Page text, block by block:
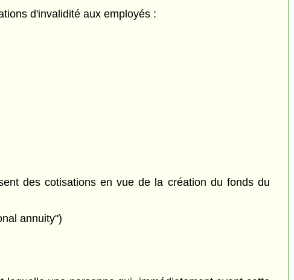
d'invalidité aux employés :
des cotisations en vue de la création du fonds du
annuity")